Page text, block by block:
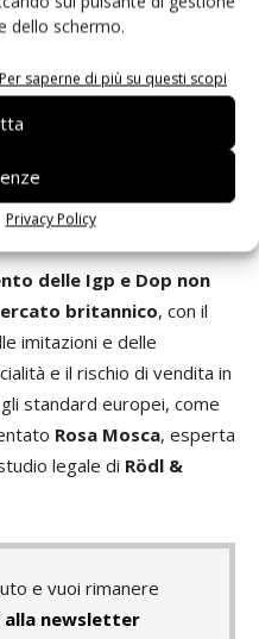
dello schermo.
Per saperne di più su questi scopi
Privacy Policy
commerciale dettagliato
di dazi e controllo delle
il 30% dei prodotti
a forniture
(nel 2019).
delle Igp e Dop non
britannico, con il
imitazioni e delle
e il rischio di vendita in
standard europei, come
Rosa Mosca, esperta
legale di Rödl &
e vuoi rimanere
newsletter